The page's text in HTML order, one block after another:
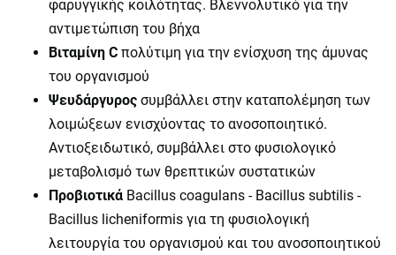
φαρυγγικής κοιλότητας. Βλεννολυτικό για την
αντιμετώπιση του βήχα
Βιταμίνη C πολύτιμη για την ενίσχυση της άμυνας
του οργανισμού
Ψευδάργυρος συμβάλλει στην καταπολέμηση των
λοιμώξεων ενισχύοντας το ανοσοποιητικό.
Αντιοξειδωτικό, συμβάλλει στο φυσιολογικό
μεταβολισμό των θρεπτικών συστατικών
Προβιοτικά Bacillus coagulans - Bacillus subtilis -
Bacillus licheniformis για τη φυσιολογική
λειτουργία του οργανισμού και του ανοσοποιητικού